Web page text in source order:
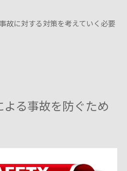
故に対する対策を考えていく必要
る事故を防ぐため